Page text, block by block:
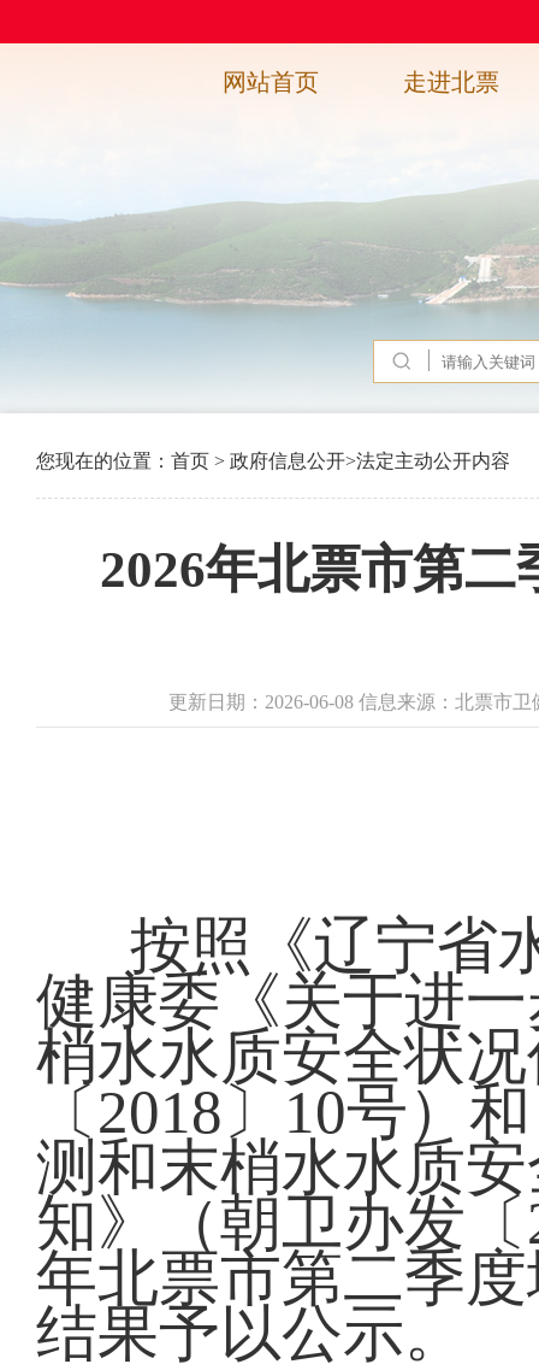
网站首页 走进北票
您现在的位置： 首页 > 政府信息公开>法定主动公开内容
2026年北票市第
更新日期：2026-06-08 信息来源：北票市
按照《辽宁省
健康委《关于进
梢水水质安全状
〔2018〕10号）
测和末梢水水质
知》（朝卫办发
年北票市第二季
结果予以公示。